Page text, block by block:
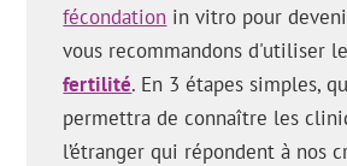
fécondation in vitro pour
vous recommandons d'utiliser le
fertilité. En 3 étapes simples,
permettra de connaître les
l’étranger qui répondent à nos